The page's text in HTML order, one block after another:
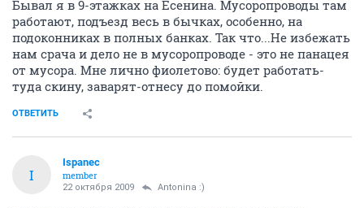
мешок стоит и воняет сутки, а то и двое в подъезде. А
так же курящие соседи курят почему-то не у себя
дома, а в подъезде, и по всем подоконникам подъезда
постоянно пустые пачки от сигарет. Бал бы
мусоропровод в подъезде было бы чище. Будет
желание можете проехать по улице Есенина (дома от
№№50-65) и посмотреть в каком состоянии мусорные
бачки этих домов, обслуживаемой организации УК
СЭК, и подумать, что такие же бачки будут
благоухать перед нашими окнами